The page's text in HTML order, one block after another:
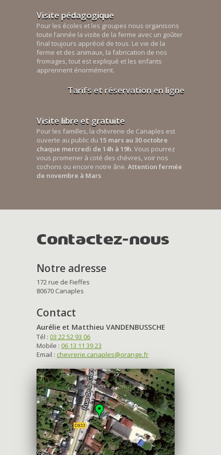
Visite pédagogique
Pour les écoles et les groupes nous organisons
toute l’année la visite de la ferme avec un goûter
final toujours apprécié de tous. Le vie de la
ferme et des animaux, la fabrication de nos
fromages, tout est expliqué et les enfants
apprennent énormément.
Tarifs et réservation en ligne
Visite libre et gratuite
Pour les familles, la chèvrerie de Canaples est
ouverte au public du 15 mars au 30 octobre
chaque mercredi de 14h à 19h. Vous pourrez
vous promener à coté des chèvres, voir nos
cochons ou encore notre âne. Attention fermée
de novembre à Mars
Contactez-nous
Notre adresse
172 rue de Fieffes
80670 Canaples
Contact
Aurélie et Matthieu VANDENBUSSCHE
Tél : 03 22 52 93 06
Mobile : 06 13 11 39 23
Email : chevrerie.canaples@orange.fr